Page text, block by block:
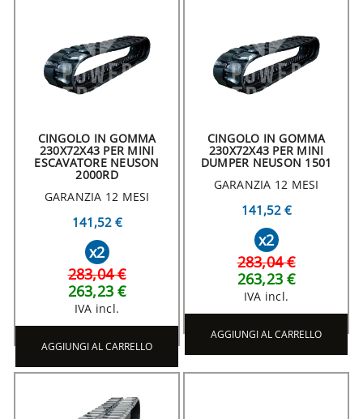
CINGOLO IN GOMMA
230X72X43 PER MINI
ESCAVATORE NEUSON
2000RD
GARANZIA 12 MESI
141,52 €
x2
283,04 €
263,23 €
IVA incl.
AGGIUNGI AL CARRELLO
CINGOLO IN GOMMA
230X72X43 PER MINI
DUMPER NEUSON 1501
GARANZIA 12 MESI
141,52 €
x2
283,04 €
263,23 €
IVA incl.
AGGIUNGI AL CARRELLO